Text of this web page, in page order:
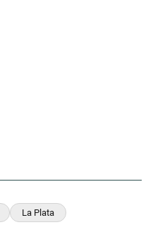
La Plata